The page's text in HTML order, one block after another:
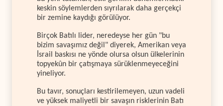
keskin söylemlerden sıyrılarak daha gerçekçi
bir zemine kaydığı görülüyor.
Birçok Batılı lider, neredeyse her gün "bu
bizim savaşımız değil" diyerek, Amerikan veya
İsrail baskısı ne yönde olursa olsun ülkelerinin
topyekûn bir çatışmaya sürüklenmeyeceğini
yineliyor.
Bu tavır, sonuçları kestirilemeyen, uzun vadeli
ve yüksek maliyetli bir savaşın risklerinin Batı